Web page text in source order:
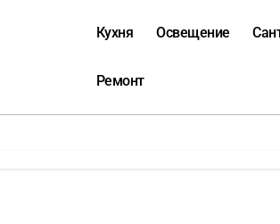
Кухня Освещение
Ремонт